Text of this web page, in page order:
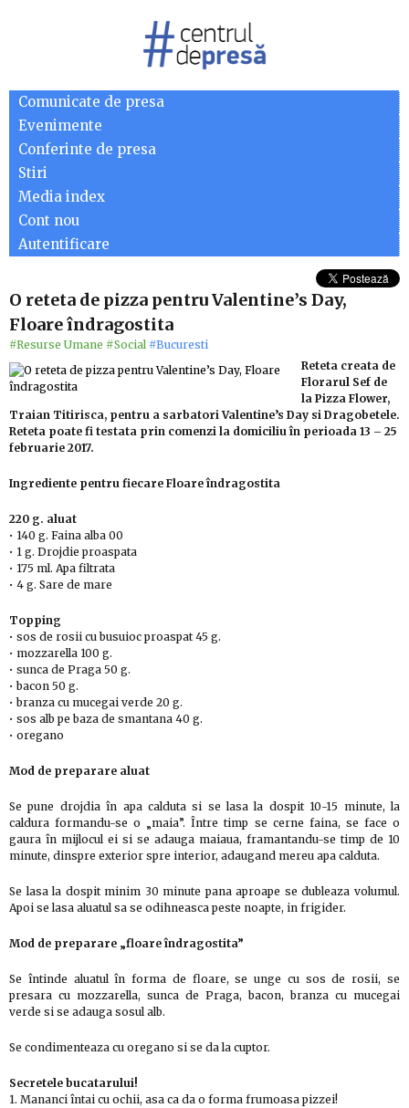
Comunicate de presa
Evenimente
Conferinte de presa
Stiri
Media index
Cont nou
Autentificare
O reteta de pizza pentru Valentine’s Day,
Floare îndragostita
#Resurse Umane #Social #Bucuresti
Reteta creata de
Florarul Sef de
la Pizza Flower,
Traian Titirisca, pentru a sarbatori Valentine’s Day si Dragobetele.
Reteta poate fi testata prin comenzi la domiciliu în perioada 13 – 25
februarie 2017.
Ingrediente pentru fiecare Floare îndragostita
220 g. aluat
• 140 g. Faina alba 00
• 1 g. Drojdie proaspata
• 175 ml. Apa filtrata
• 4 g. Sare de mare
Topping
• sos de rosii cu busuioc proaspat 45 g.
• mozzarella 100 g.
• sunca de Praga 50 g.
• bacon 50 g.
• branza cu mucegai verde 20 g.
• sos alb pe baza de smantana 40 g.
• oregano
Mod de preparare aluat
Se pune drojdia în apa calduta si se lasa la dospit 10-15 minute, la
caldura formandu-se o „maia”. Între timp se cerne faina, se face o
gaura în mijlocul ei si se adauga maiaua, framantandu-se timp de 10
minute, dinspre exterior spre interior, adaugand mereu apa calduta.
Se lasa la dospit minim 30 minute pana aproape se dubleaza volumul.
Apoi se lasa aluatul sa se odihneasca peste noapte, in frigider.
Mod de preparare „floare îndragostita”
Se întinde aluatul în forma de floare, se unge cu sos de rosii, se
presara cu mozzarella, sunca de Praga, bacon, branza cu mucegai
verde si se adauga sosul alb.
Se condimenteaza cu oregano si se da la cuptor.
Secretele bucatarului!
1. Mananci întai cu ochii, asa ca da o forma frumoasa pizzei!